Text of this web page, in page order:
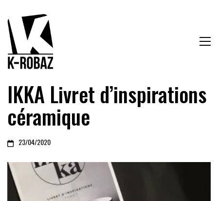
IKKA Livret d’inspirations
céramique
23/04/2020